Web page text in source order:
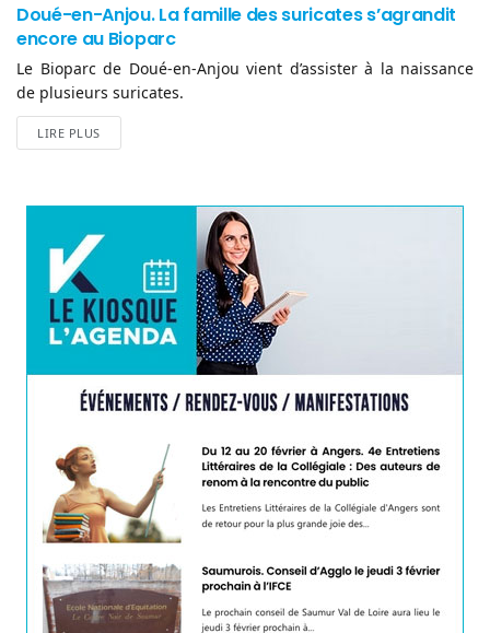
Doué-en-Anjou. La famille des suricates s’agrandit
encore au Bioparc
Le Bioparc de Doué-en-Anjou vient d’assister à la naissance
de plusieurs suricates.
LIRE PLUS